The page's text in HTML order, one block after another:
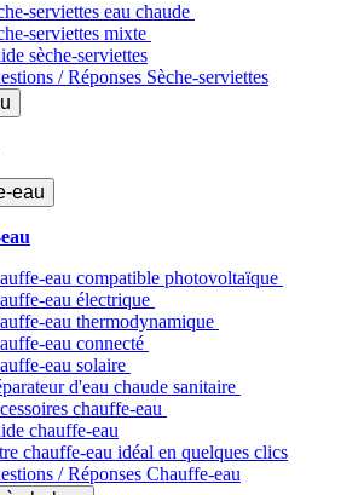
serviettes eau chaude
serviettes mixte
sèche-serviettes
/ Réponses Sèche-serviettes
eau
eau compatible photovoltaïque
eau électrique
eau thermodynamique
eau connecté
eau solaire
d'eau chaude sanitaire
chauffe-eau
chauffe-eau
chauffe-eau idéal en quelques clics
/ Réponses Chauffe-eau